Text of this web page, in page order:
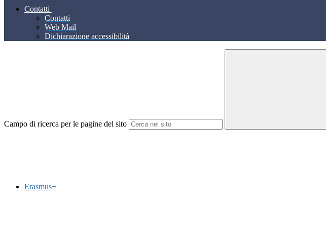
Contatti
Contatti
Web Mail
Dichiarazione accessibilità
Campo di ricerca per le pagine del sito
Erasmus+